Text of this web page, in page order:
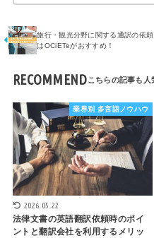
旅行・観光分野に関する通訳の依頼
はOCiETeがおすすめ！
RECOMMEND
業界別 多言語ノウハウ
2026.05.22
法律文書の英語翻訳依頼時のポイ
ントと翻訳会社を利用するメリッ